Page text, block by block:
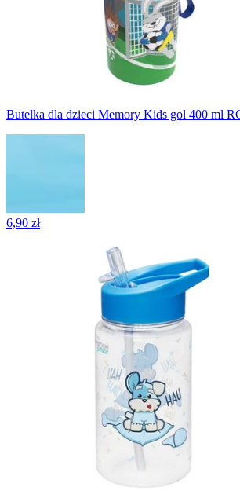
Butelka dla dzieci Memory Kids gol 400 ml
6,90 zł